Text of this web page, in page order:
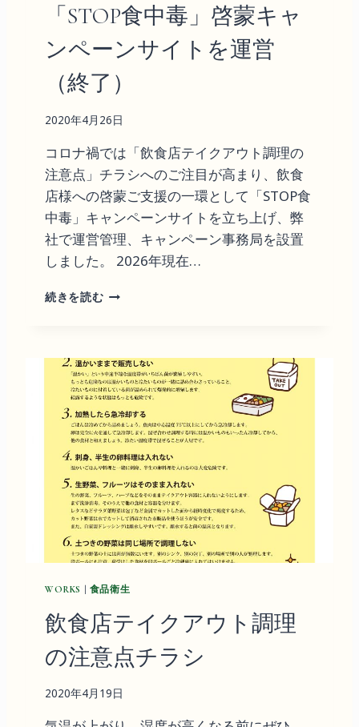
「STOP食中毒」啓蒙キャ
ンペーンサイトを運営
（終了）
2020年4月26日
コロナ禍では「飲食店テイクアウト調理の
注意点」チラシへのご注目が高まり、飲食
店様への啓蒙ご支援の一環として「STOP食
中毒」キャンペーンサイトを立ち上げ、弊
社で運営管理、キャンペーン事務局を設置
しました。 2026年現在…
続きを読む「
P
食
中
毒
」
啓
蒙
キ
ャ
ン
ペ
ー
ン
イ
ト
を
運
営
終
WORKS 食品衛生
飲食店テイクアウト調理
の注意点チラシ
2020年4月19日